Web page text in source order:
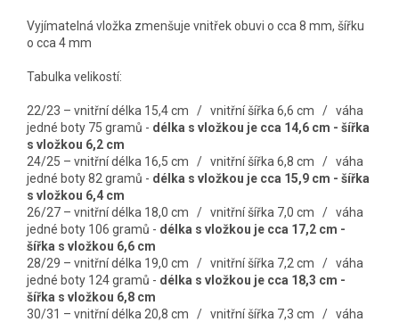
Vyjímatelná vložka zmenšuje vnitřek obuvi o cca 8 mm, šířku
o cca 4 mm
Tabulka velikostí:
22/23 – vnitřní délka 15,4 cm / vnitřní šířka 6,6 cm / váha
jedné boty 75 gramů - délka s vložkou je cca 14,6 cm - šířka
s vložkou 6,2 cm
24/25 – vnitřní délka 16,5 cm / vnitřní šířka 6,8 cm / váha
jedné boty 82 gramů - délka s vložkou je cca 15,9 cm - šířka
s vložkou 6,4 cm
26/27 – vnitřní délka 18,0 cm / vnitřní šířka 7,0 cm / váha
jedné boty 106 gramů - délka s vložkou je cca 17,2 cm -
šířka s vložkou 6,6 cm
28/29 – vnitřní délka 19,0 cm / vnitřní šířka 7,2 cm / váha
jedné boty 124 gramů - délka s vložkou je cca 18,3 cm -
šířka s vložkou 6,8 cm
30/31 – vnitřní délka 20,8 cm / vnitřní šířka 7,3 cm / váha